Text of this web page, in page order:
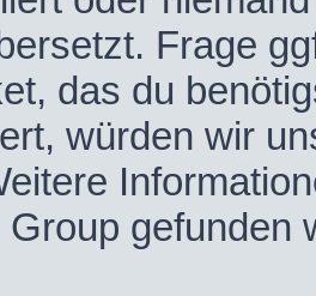
Frage
das du
würden wir
gefunden